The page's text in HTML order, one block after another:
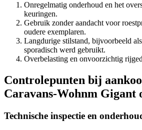
Onregelmatig onderhoud en het
keuringen.
Gebruik zonder aandacht voor
oudere exemplaren.
Langdurige stilstand, bijvoorbeeld
sporadisch werd gebruikt.
Overbelasting en onvoorzichtig
Controlepunten bij
Caravans-Wohnm Gigant
Technische inspectie en